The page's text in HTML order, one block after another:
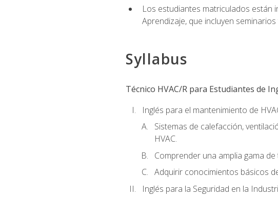
Los estudiantes matriculados están
Aprendizaje, que incluyen
Syllabus
Técnico HVAC/R para Estudiantes de
Inglés para el mantenimiento de
Sistemas de calefacción,
HVAC.
Comprender una amplia gama
Adquirir conocimientos básicos
Inglés para la Seguridad en la